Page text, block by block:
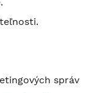
správ